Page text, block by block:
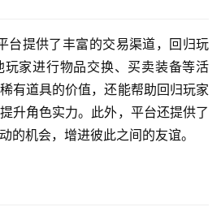
台提供了丰富的交易渠道，回归玩
家进行物品交换、买卖装备等活
有道具的价值，还能帮助回归玩家
升角色实力。此外，平台还提供了
的机会，增进彼此之间的友谊。